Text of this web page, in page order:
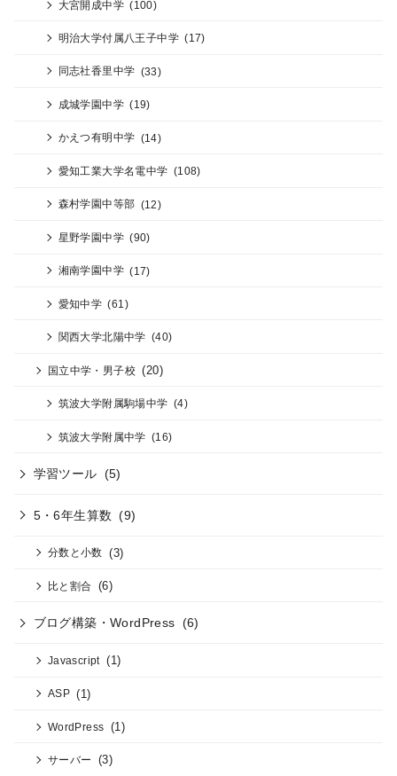
大宮開成中学 (100)
明治大学付属八王子中学 (17)
同志社香里中学 (33)
成城学園中学 (19)
かえつ有明中学 (14)
愛知工業大学名電中学 (108)
森村学園中等部 (12)
星野学園中学 (90)
湘南学園中学 (17)
愛知中学 (61)
関西大学北陽中学 (40)
国立中学・男子校 (20)
筑波大学附属駒場中学 (4)
筑波大学附属中学 (16)
学習ツール (5)
5・6年生算数 (9)
分数と小数 (3)
比と割合 (6)
ブログ構築・WordPress (6)
Javascript (1)
ASP (1)
WordPress (1)
サーバー (3)